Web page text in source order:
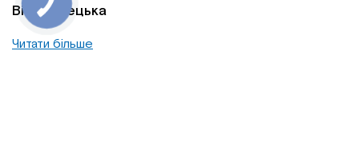
Віта Гнітецька
Читати більше